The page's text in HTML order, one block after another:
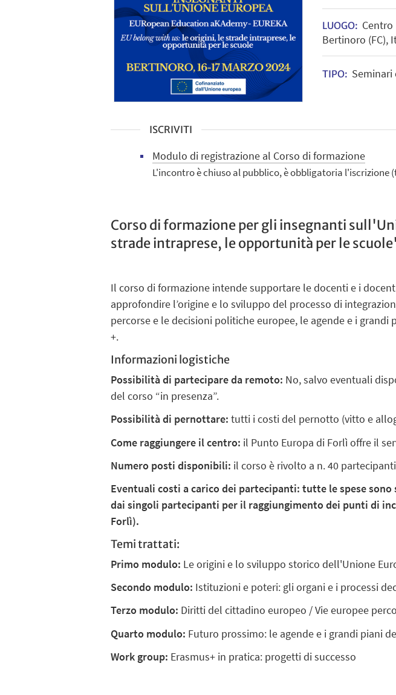
LUOGO: Centro
Bertinoro (FC),
TIPO:
ISCRIVITI
Modulo di registrazione al Corso di formazione
L'incontro è chiuso al pubblico, è obbligatoria l'iscrizione
Corso di formazione per gli insegnanti
strade intraprese, le opportunità per le
Il corso di formazione intende supportare le docenti e i
approfondire l’origine e lo sviluppo del processo di
percorse e le decisioni politiche europee, le agende e i
+.
Informazioni logistiche
Possibilità di partecipare da remoto: No, salvo eventuali
del corso “in presenza”.
Possibilità di pernottare: tutti i costi del pernotto (vitto e
Come raggiungere il centro: il Punto Europa di Forlì offre il
Numero posti disponibili: il corso è rivolto a n. 40
Eventuali costi a carico dei partecipanti: tutte le spese
dai singoli partecipanti per il raggiungimento dei punti di
Forlì).
Temi trattati:
Primo modulo: Le origini e lo sviluppo storico dell'Unione
Secondo modulo: Istituzioni e poteri: gli organi e i processi
Terzo modulo: Diritti del cittadino europeo / Vie europee
Quarto modulo: Futuro prossimo: le agende e i grandi piani
Work group: Erasmus+ in pratica: progetti di successo